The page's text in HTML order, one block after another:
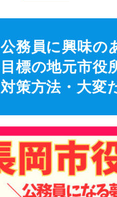
公務員に興味の
目標の地元市役
対策方法・大変